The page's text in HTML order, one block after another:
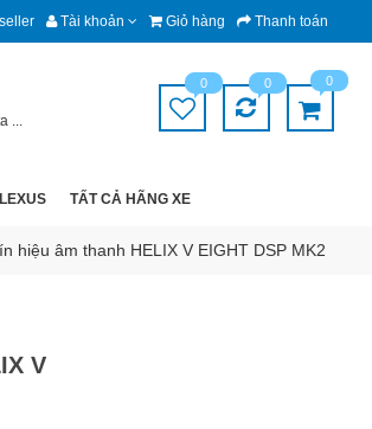
Tài khoản Giỏ hàng Thanh toán
...
0 0 0
LEXUS TẤT CẢ HÃNG XE
hiệu âm thanh HELIX V EIGHT DSP MK2
V